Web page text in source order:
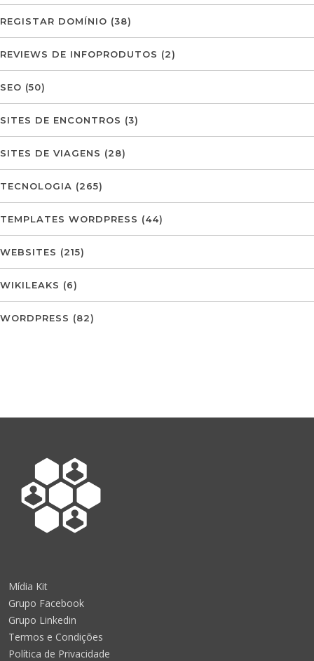
REGISTAR DOMÍNIO (38)
REVIEWS DE INFOPRODUTOS (2)
SEO (50)
SITES DE ENCONTROS (3)
SITES DE VIAGENS (28)
TECNOLOGIA (265)
TEMPLATES WORDPRESS (44)
WEBSITES (215)
WIKILEAKS (6)
WORDPRESS (82)
Mídia Kit
Grupo Facebook
Grupo Linkedin
Termos e Condições
Política de Privacidade